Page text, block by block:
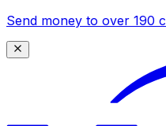
Send money to over 190